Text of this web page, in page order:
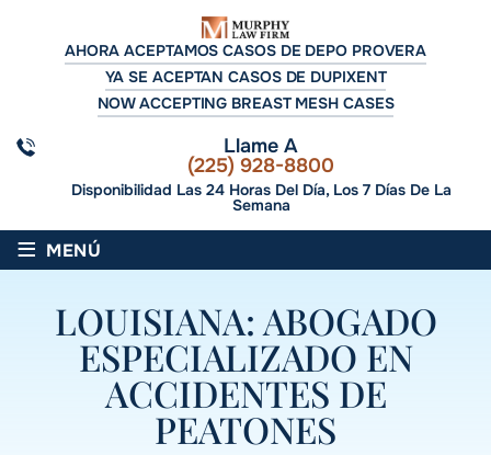
AHORA ACEPTAMOS CASOS DE DEPO PROVERA
YA SE ACEPTAN CASOS DE DUPIXENT
NOW ACCEPTING BREAST MESH CASES
Llame A
(225) 928-8800
Disponibilidad Las 24 Horas Del Día, Los 7 Días De La
Semana
≡ MENÚ
LOUISIANA: ABOGADO
ESPECIALIZADO EN
ACCIDENTES DE
PEATONES